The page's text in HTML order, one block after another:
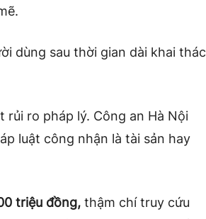
dùng sau thời gian dài khai thác
rủi ro pháp lý. Công an Hà Nội
luật công nhận là tài sản hay
triệu đồng, thậm chí truy cứu